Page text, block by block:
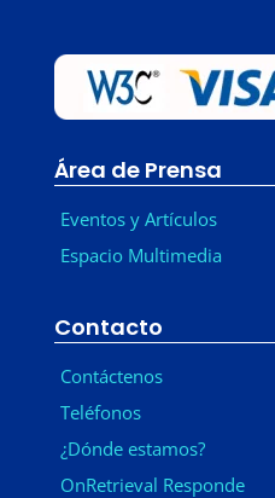
Área de Prensa
Eventos y Artículos
Espacio Multimedia
Contacto
Contáctenos
Teléfonos
¿Dónde estamos?
OnRetrieval Responde